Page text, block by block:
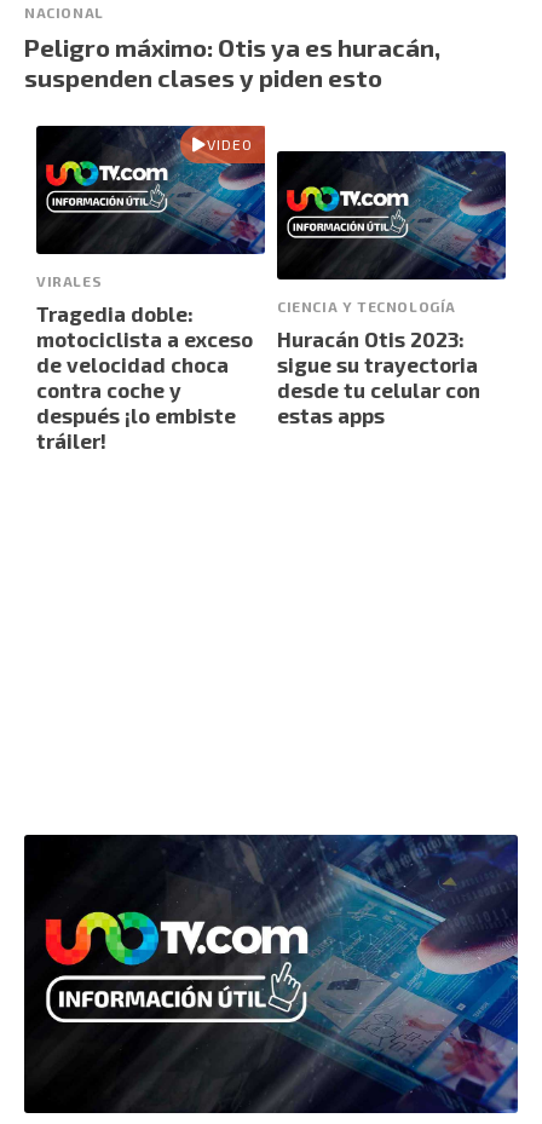
NACIONAL
Peligro máximo: Otis ya es huracán,
suspenden clases y piden esto
VIDEO
VIRALES
Tragedia doble:
motociclista a exceso
de velocidad choca
contra coche y
después ¡lo embiste
tráiler!
CIENCIA Y TECNOLOGÍA
Huracán Otis 2023:
sigue su trayectoria
desde tu celular con
estas apps